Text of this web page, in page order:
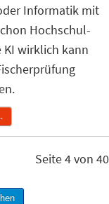
Informatik mit
Hochschul-
KI wirklich kann
Seite 4 von 40